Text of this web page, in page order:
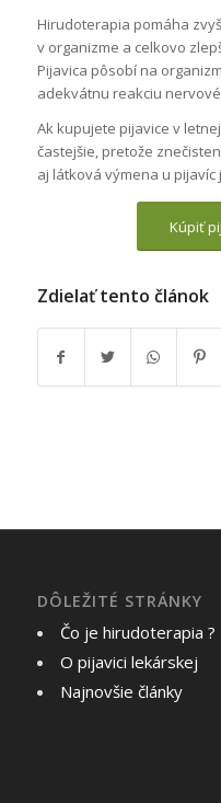
Hirudoterapia pomáha
v organizme a celkovo
Pijavica pôsobí na
adekvátnu reakciu
Ak kupujete pijavice v
častejšie, pretože
aj látková výmena u pijavíc
Kúpiť
Zdielať tento článok
DÔLEŽITÉ STRÁNKY
Čo je hirudoterapia ?
O pijavici lekárskej
Najnovšie články